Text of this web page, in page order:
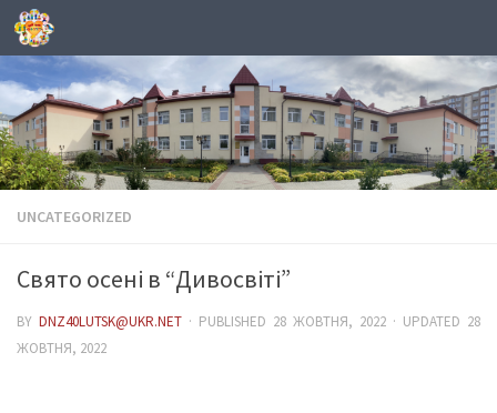
Skip to content
UNCATEGORIZED
Свято осені в “Дивосвіті”
BY DNZ40LUTSK@UKR.NET · PUBLISHED 28 ЖОВТНЯ, 2022 · UPDATED 28
ЖОВТНЯ, 2022